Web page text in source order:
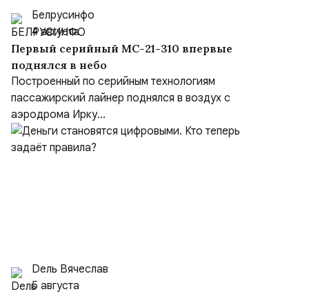
Белрусинфо
4 августа
Первый серийный МС-21-310 впервые
поднялся в небо
Построенный по серийным технологиям
пассажирский лайнер поднялся в воздух с
аэродрома Ирку...
Dель Вячеслав
5 августа